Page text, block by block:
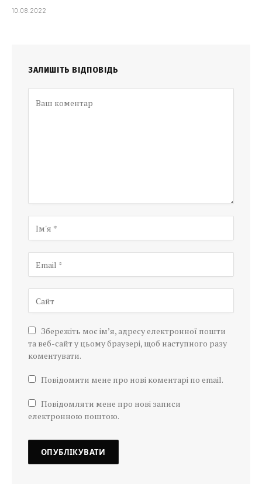
10.08.2022
ЗАЛИШІТЬ ВІДПОВІДЬ
Збережіть моє ім’я, адресу електронної пошти
та веб-сайт у цьому браузері, щоб наступного разу
коментувати.
Повідомити мене про нові коментарі по email.
Повідомляти мене про нові записи
електронною поштою.